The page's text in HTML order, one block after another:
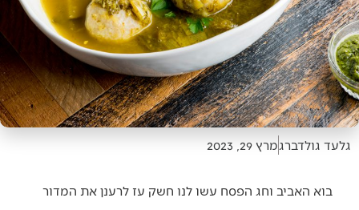
גלעד גולדברגמרץ 29, 2023
בוא האביב וחג הפסח עשו לנו חשק עז לרענן את המדור